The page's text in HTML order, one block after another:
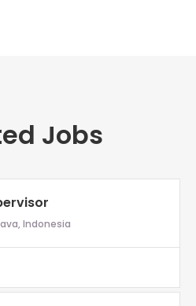
Jobs
Indonesia